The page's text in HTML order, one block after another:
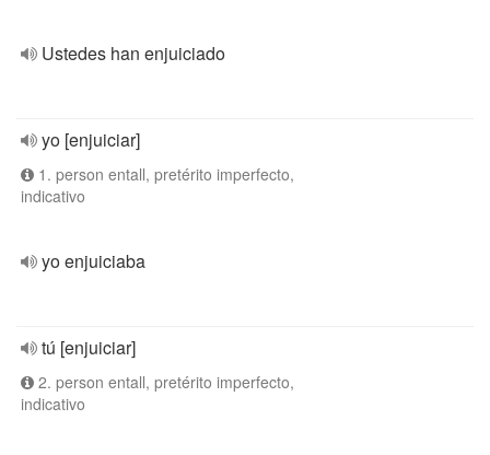
Ustedes han enjuiciado
yo [enjuiciar]
1. person entall, pretérito imperfecto,
indicativo
yo enjuiciaba
tú [enjuiciar]
2. person entall, pretérito imperfecto,
indicativo